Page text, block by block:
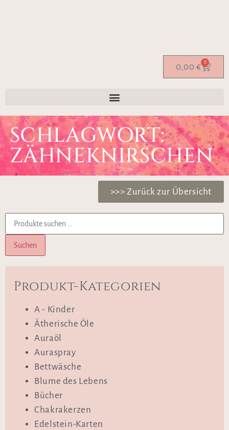
0,00 € 0
SCHLAGWORT:
ZÄHNEKNIRSCHEN
>>> Zurück zur Übersicht
Suchen
Produkt-Kategorien
A - Kinder
Ätherische Öle
Auraöl
Auraspray
Bettwäsche
Blume des Lebens
Bücher
Chakrakerzen
Edelstein-Karten